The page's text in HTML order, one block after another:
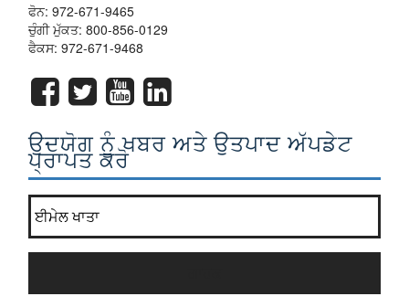
ਫੋਨ: 972-671-9465
ਚੁੰਗੀ ਮੁੱਕਤ: 800-856-0129
ਫੈਕਸ: 972-671-9468
ਉਦਯੋਗ ਨੂੰ ਖਬਰ ਅਤੇ ਉਤਪਾਦ ਅੱਪਡੇਟ
ਪ੍ਰਾਪਤ ਕਰੋ
ਸਾਡੇ ਨਿਊਜ਼ਲੈਟਰ ਸੂਚੀ ਵਿੱਚ ਸ਼ਾਮਲ ਹੋ ਜਾਓ? *